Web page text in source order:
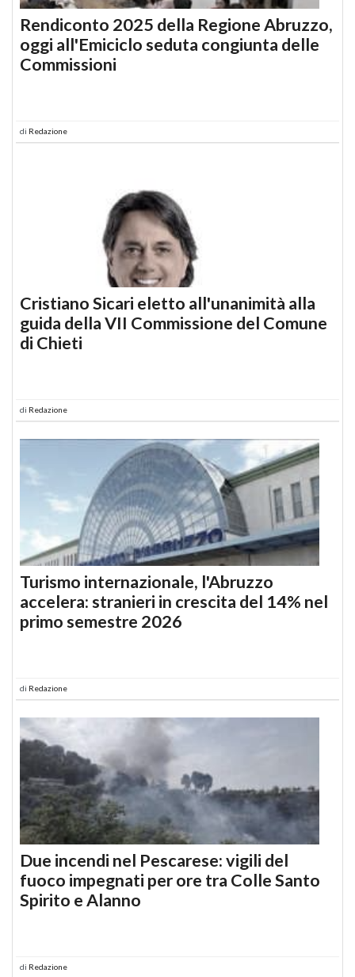
Rendiconto 2025 della Regione Abruzzo,
oggi all'Emiciclo seduta congiunta delle
Commissioni
di Redazione
Cristiano Sicari eletto all'unanimità alla
guida della VII Commissione del Comune
di Chieti
di Redazione
Turismo internazionale, l'Abruzzo
accelera: stranieri in crescita del 14% nel
primo semestre 2026
di Redazione
Due incendi nel Pescarese: vigili del
fuoco impegnati per ore tra Colle Santo
Spirito e Alanno
di Redazione